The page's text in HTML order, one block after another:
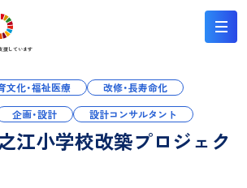
援しています
江小学校改築プロジェク
文化・福祉医療
改修・長寿命化
企画・設計 設計コンサルタント